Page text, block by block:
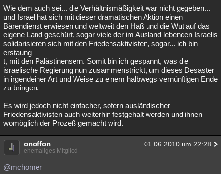
Wie dem auch sei... die Verhältnismäßigkeit war nicht gegeben...
und Israel hat sich mit dieser dramatischen Aktion einen
Bärendienst erwiesen und weltweit den Haß und die Wut auf das
eigene Land geschürt, sogar viele der im Ausland lebenden Israelis
solidarisieren sich mit den Friedensaktivisten, sogar... ich bin
erstaung
t, mit den Palästinensern. Somit bin ich gespannt, was die
israelische Regierung nun zusammenstrickt, um dieses Desaster
in irgendeiner Art und Weise zu einem halbwegs vernünftigen Ende
zu bringen.
Es wird jedoch nicht einfacher, sofern ausländischer
Friedensaktivisten auch weiterhin festgehalt werden und ihnen
womöglich der Prozeß gemacht wird.
onoffon 01.06.2010 um 22:28
ehemaliges Mitglied
@mchomer